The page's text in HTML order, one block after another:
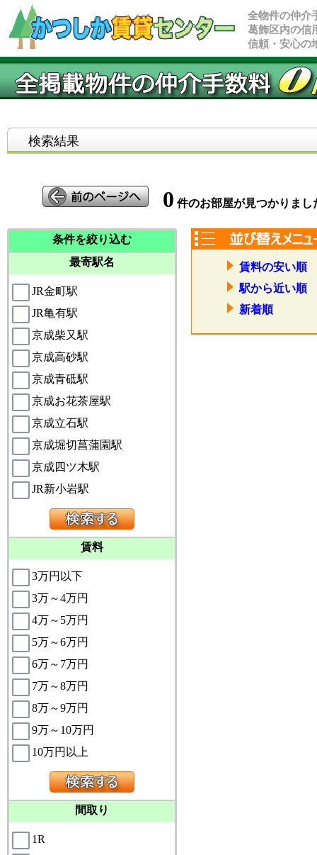
全物件の仲介
葛飾区内の信
信頼・安心の
検索結果
0 件のお部屋が見つかりまし
条件を絞り込む
最寄駅名
JR金町駅
JR亀有駅
京成柴又駅
京成高砂駅
京成青砥駅
京成お花茶屋駅
京成立石駅
京成堀切菖蒲園駅
京成四ツ木駅
JR新小岩駅
賃料
3万円以下
3万～4万円
4万～5万円
5万～6万円
6万～7万円
7万～8万円
8万～9万円
9万～10万円
10万円以上
間取り
1R
賃料の安い順
駅から近い順
新着順